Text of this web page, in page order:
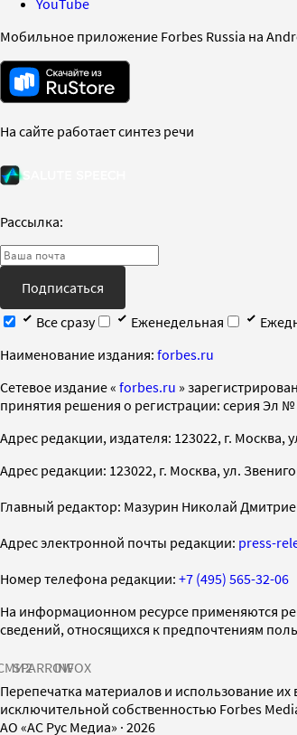
Мобильное приложение Forbes Russia на
На сайте работает синтез речи
Рассылка:
Подписаться
Все сразу
Еженедельная
Наименование издания: forbes.ru
Cетевое издание « forbes.ru »
принятия решения о регистрации: серия Эл №
Адрес редакции, издателя: 123022, г. Москва,
Адрес редакции: 123022, г. Москва, ул.
Главный редактор: Мазурин Николай
Адрес электронной почты редакции: press-
Номер телефона редакции: +7 (495) 565-32-06
На информационном ресурсе применяются
сведений, относящихся к предпочтениям
SPARROWINFOX
Перепечатка материалов и использование
исключительной собственностью Forbes
AO «АС Рус Медиа» · 2026